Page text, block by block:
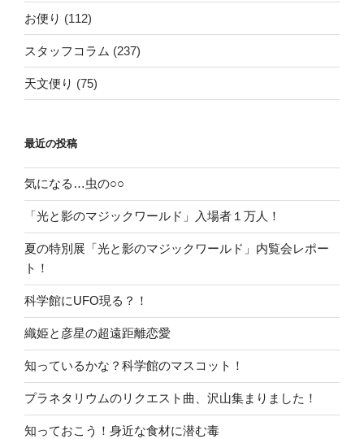
お便り (112)
スタッフコラム (237)
天文便り (75)
最近の投稿
気になる…虫の○○
「光と影のマジックワールド」入場者１万人！
夏の特別展「光と影のマジックワールド」内覧会レポー
ト！
科学館にUFO現る？！
織姫と彦星の超遠距離恋愛
知っているかな？科学館のマスコット！
プラネタリウムのリクエスト曲、沢山集まりました！
知っておこう！身近な食材に潜む毒